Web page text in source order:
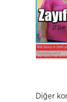
Diğer